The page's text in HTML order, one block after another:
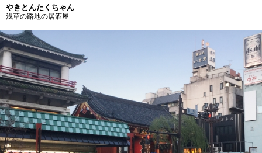
やきとんたくちゃん
浅草の路地の居酒屋